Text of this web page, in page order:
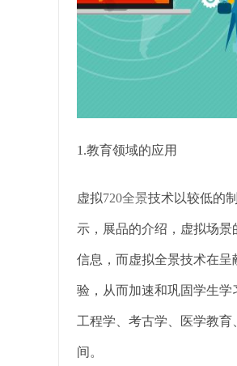
1.教育领域的应用
虚拟720全景技术以较低的
示，展品的介绍，虚拟场
信息，而虚拟全景技术在
验，从而加速和巩固学生
工程学、考古学、医学教
间。